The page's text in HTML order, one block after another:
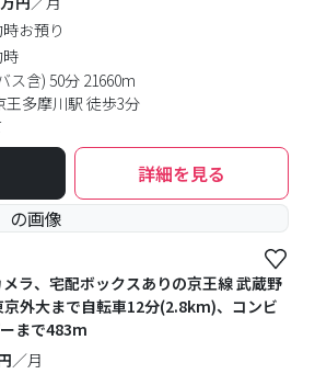
お預り
時
ス含) 50分 21660m
多摩川駅 徒歩3分
詳細を見る
ラ、宅配ボックスありの京王線 武蔵野
外大まで自転車12分(2.8km)、コンビ
まで483m
／月